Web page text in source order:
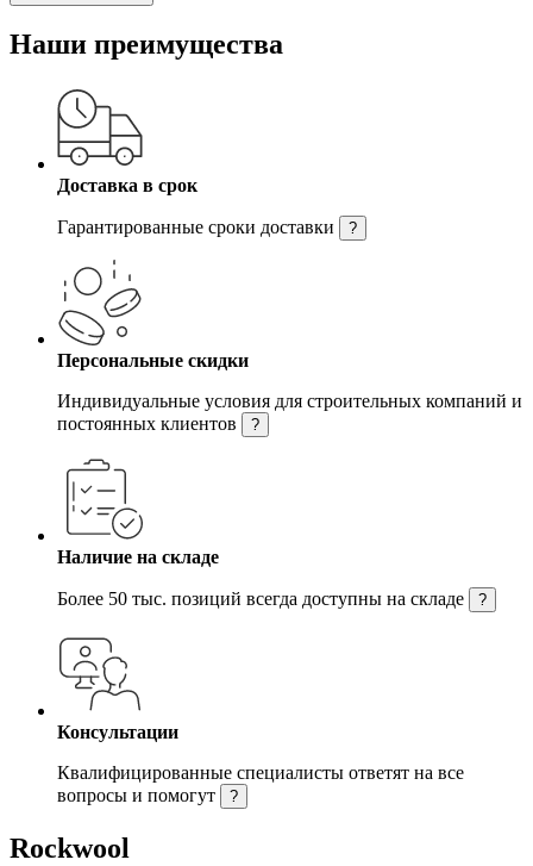
Наши преимущества
Доставка в срок
Гарантированные сроки доставки ?
Персональные скидки
Индивидуальные условия для строительных компаний и
постоянных клиентов
?
Наличие на складе
Более 50 тыс. позиций всегда доступны на складе ?
Консультации
Квалифицированные специалисты ответят на все
вопросы и помогут
?
Rockwool